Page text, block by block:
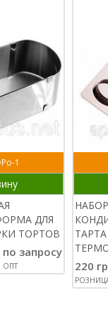
1
ДЛЯ
ТОРТОВ
по запросу
ОПТ 220